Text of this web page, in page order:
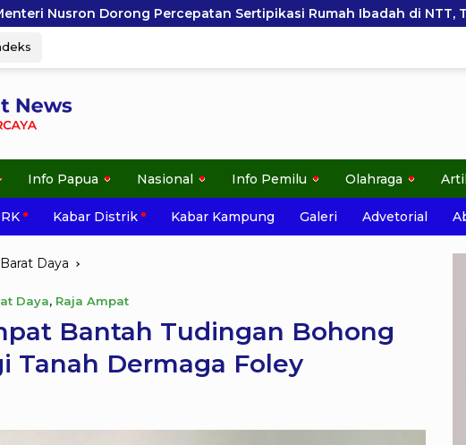
Sertipikasi Rumah Ibadah di NTT, Target Jadi Kado Natal
Info Papua Nasional Info Pemilu Olahraga
Kabar Distrik Kabar Kampung Galeri Advetorial
Daya
Daya, Raja Ampat
Bantah Tudingan Bohong
Tanah Dermaga Foley